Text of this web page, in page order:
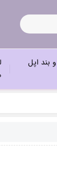
بند اپل